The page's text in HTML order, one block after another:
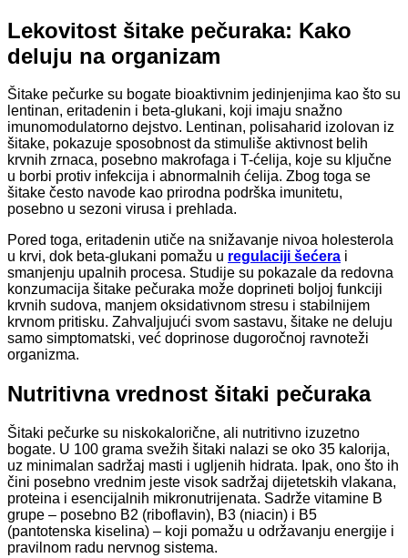
Lekovitost šitake pečuraka: Kako
deluju na organizam
Šitake pečurke su bogate bioaktivnim jedinjenjima kao što su
lentinan, eritadenin i beta-glukani, koji imaju snažno
imunomodulatorno dejstvo. Lentinan, polisaharid izolovan iz
šitake, pokazuje sposobnost da stimuliše aktivnost belih
krvnih zrnaca, posebno makrofaga i T-ćelija, koje su ključne
u borbi protiv infekcija i abnormalnih ćelija. Zbog toga se
šitake često navode kao prirodna podrška imunitetu,
posebno u sezoni virusa i prehlada.
Pored toga, eritadenin utiče na snižavanje nivoa holesterola
u krvi, dok beta-glukani pomažu u regulaciji šećera i
smanjenju upalnih procesa. Studije su pokazale da redovna
konzumacija šitake pečuraka može doprineti boljoj funkciji
krvnih sudova, manjem oksidativnom stresu i stabilnijem
krvnom pritisku. Zahvaljujući svom sastavu, šitake ne deluju
samo simptomatski, već doprinose dugoročnoj ravnoteži
organizma.
Nutritivna vrednost šitaki pečuraka
Šitaki pečurke su niskokalorične, ali nutritivno izuzetno
bogate. U 100 grama svežih šitaki nalazi se oko 35 kalorija,
uz minimalan sadržaj masti i ugljenih hidrata. Ipak, ono što ih
čini posebno vrednim jeste visok sadržaj dijetetskih vlakana,
proteina i esencijalnih mikronutrijenata. Sadrže vitamine B
grupe – posebno B2 (riboflavin), B3 (niacin) i B5
(pantotenska kiselina) – koji pomažu u održavanju energije i
pravilnom radu nervnog sistema.